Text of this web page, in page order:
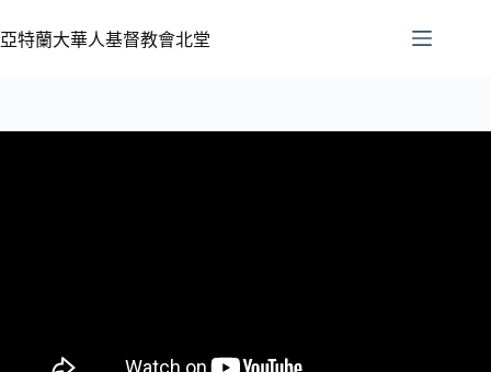
亞特蘭大華人基督教會北堂